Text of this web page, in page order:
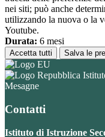
nei siti; può anche
utilizzando la nuova o la
Youtube.
Durata: 6 mesi
Accetta tutti Salva le
Mesagne
Contatti
Istituto di Istruzione